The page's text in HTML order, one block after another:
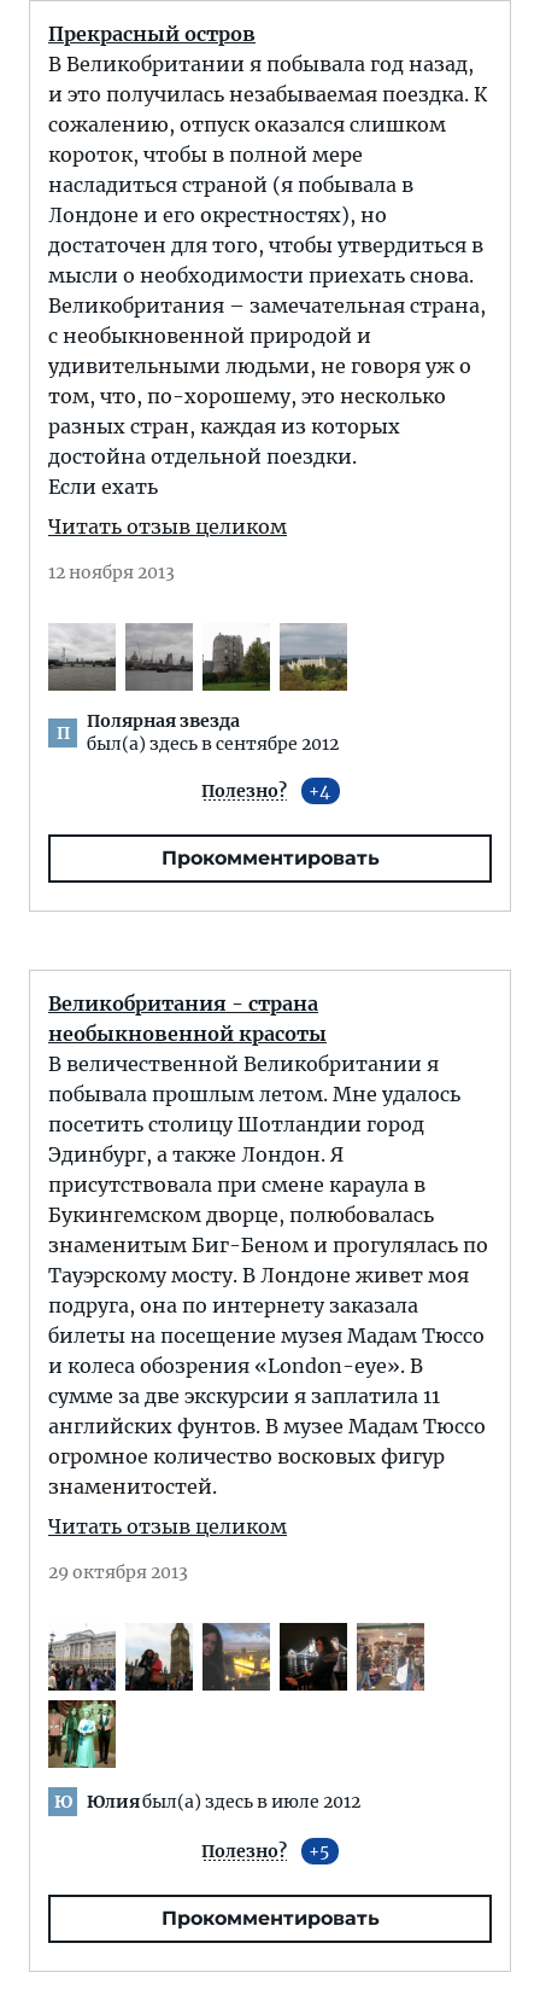
Прекрасный остров
В Великобритании я побывала год назад,
и это получилась незабываемая поездка. К
сожалению, отпуск оказался слишком
короток, чтобы в полной мере
насладиться страной (я побывала в
Лондоне и его окрестностях), но
достаточен для того, чтобы утвердиться в
мысли о необходимости приехать снова.
Великобритания – замечательная страна,
с необыкновенной природой и
удивительными людьми, не говоря уж о
том, что, по-хорошему, это несколько
разных стран, каждая из которых
достойна отдельной поездки.
Если ехать
Читать отзыв целиком
12 ноября 2013
П
Полярная звезда
был(а) здесь в сентябре 2012
Полезно? 4
Прокомментировать
Великобритания - страна
необыкновенной красоты
В величественной Великобритании я
побывала прошлым летом. Мне удалось
посетить столицу Шотландии город
Эдинбург, а также Лондон. Я
присутствовала при смене караула в
Букингемском дворце, полюбовалась
знаменитым Биг-Беном и прогулялась по
Тауэрскому мосту. В Лондоне живет моя
подруга, она по интернету заказала
билеты на посещение музея Мадам Тюссо
и колеса обозрения «London-eye». В
сумме за две экскурсии я заплатила 11
английских фунтов. В музее Мадам Тюссо
огромное количество восковых фигур
знаменитостей.
Читать отзыв целиком
29 октября 2013
Ю Юлиябыл(а) здесь в июле 2012
Полезно? 5
Прокомментировать